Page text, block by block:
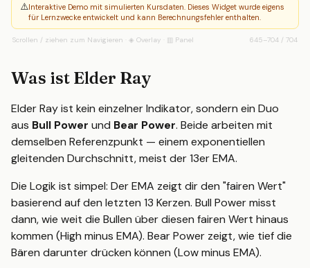
⚠️Interaktive Demo mit simulierten Kursdaten. Dieses Widget wurde eigens
für Lernzwecke entwickelt und kann Berechnungsfehler enthalten.
Scrollen / ziehen zum Navigieren · ◈ Overlay · ▥ Panel 645–704 / 704
Was ist Elder Ray
Elder Ray ist kein einzelner Indikator, sondern ein Duo
aus Bull Power und Bear Power. Beide arbeiten mit
demselben Referenzpunkt — einem exponentiellen
gleitenden Durchschnitt, meist der 13er EMA.
Die Logik ist simpel: Der EMA zeigt dir den "fairen Wert"
basierend auf den letzten 13 Kerzen. Bull Power misst
dann, wie weit die Bullen über diesen fairen Wert hinaus
kommen (High minus EMA). Bear Power zeigt, wie tief die
Bären darunter drücken können (Low minus EMA).